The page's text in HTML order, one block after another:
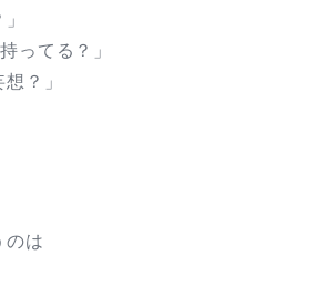
ってる？」
？」
のは